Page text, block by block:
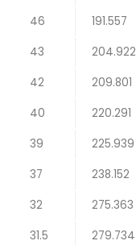
46
191.557
43
204.922
42
209.801
40
220.291
39
225.939
37
238.152
32
275.363
31.5
279.734